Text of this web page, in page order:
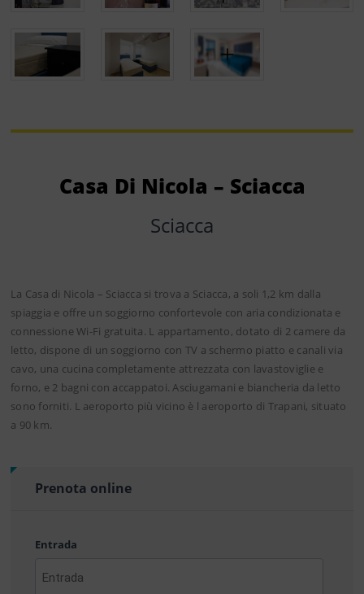
Casa Di Nicola – Sciacca
Sciacca
La Casa di Nicola – Sciacca si trova a Sciacca, a soli 1,2 km dalla
spiaggia e offre un soggiorno confortevole con aria condizionata e
connessione Wi-Fi gratuita. L appartamento, dotato di 2 camere da
letto, dispone di un soggiorno con TV a schermo piatto e canali via
cavo, una cucina completamente attrezzata con lavastoviglie e
forno, e 2 bagni con accappatoi. Asciugamani e biancheria da letto
sono forniti. L aeroporto più vicino è l aeroporto di Trapani, situato
a 90 km.
Prenota online
Entrada
AAAA